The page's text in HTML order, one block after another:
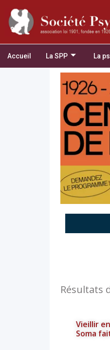
Accueil La SPP La
Résultats
Vieillir
Soma